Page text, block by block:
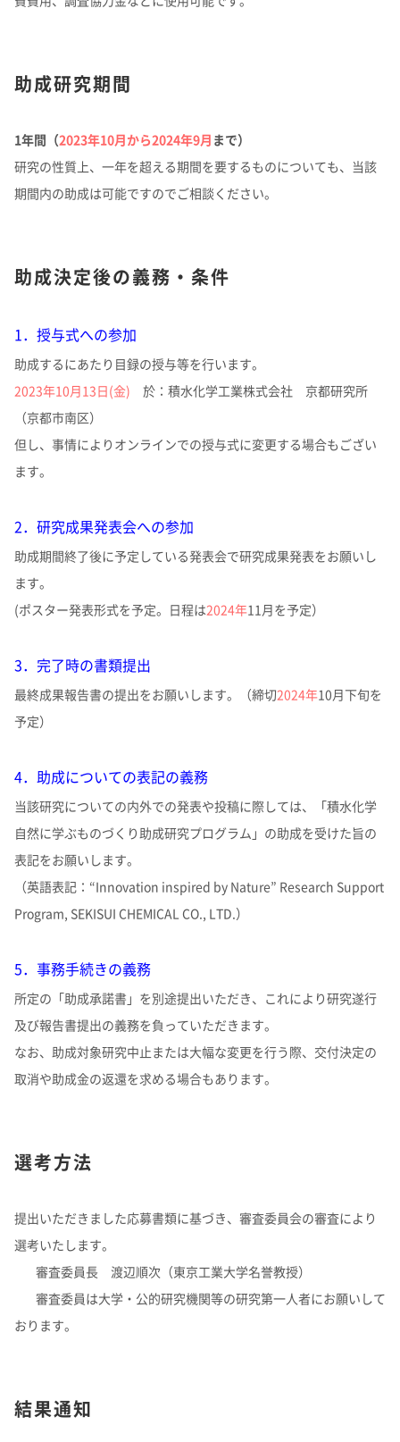
助成研究期間
1年間（2023年10月から2024年9月 まで）
研究の性質上、一年を超える期間を要するものについても、当該
期間内の助成は可能ですのでご相談ください。
助成決定後の義務・条件
1．授与式への参加
助成するにあたり目録の授与等を行います。
2023年10月13日(金) 於：積水化学工業株式会社 京都研究所
（京都市南区）
但し、事情によりオンラインでの授与式に変更する場合もござい
ます。
2．研究成果発表会への参加
助成期間終了後に予定している発表会で研究成果発表をお願いし
ます。
(ポスター発表形式を予定。日程は2024年11月を予定）
3．完了時の書類提出
最終成果報告書の提出をお願いします。（締切2024年10月下旬を
予定）
4．助成についての表記の義務
当該研究についての内外での発表や投稿に際しては、「積水化学
自然に学ぶものづくり助成研究プログラム」の助成を受けた旨の
表記をお願いします。
（英語表記：“Innovation inspired by Nature” Research Support
Program, SEKISUI CHEMICAL CO., LTD.）
5．事務手続きの義務
所定の「助成承諾書」を別途提出いただき、これにより研究遂行
及び報告書提出の義務を負っていただきます。
なお、助成対象研究中止または大幅な変更を行う際、交付決定の
取消や助成金の返還を求める場合もあります。
選考方法
提出いただきました応募書類に基づき、審査委員会の審査により
選考いたします。
審査委員長 渡辺順次（東京工業大学名誉教授）
審査委員は大学・公的研究機関等の研究第一人者にお願いして
おります。
結果通知